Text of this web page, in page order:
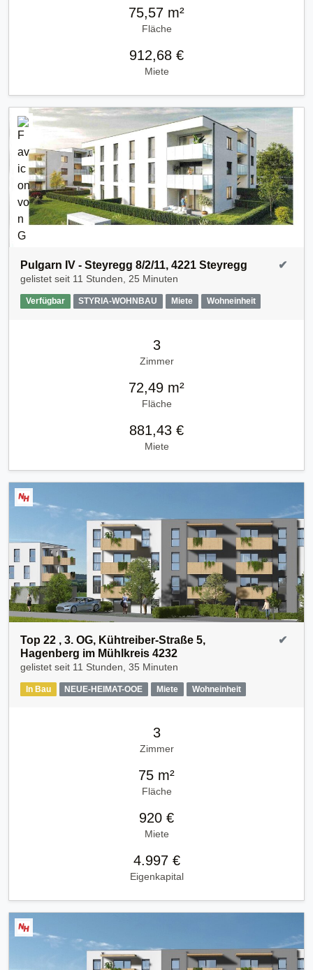
75,57 m²
Fläche
912,68 €
Miete
Pulgarn IV - Steyregg 8/2/11, 4221 Steyregg
gelistet seit 11 Stunden, 25 Minuten
Verfügbar STYRIA-WOHNBAU Miete Wohneinheit
✔
3
Zimmer
72,49 m²
Fläche
881,43 €
Miete
Top 22 , 3. OG, Kühtreiber-Straße 5,
Hagenberg im Mühlkreis 4232
gelistet seit 11 Stunden, 35 Minuten
In Bau NEUE-HEIMAT-OOE Miete Wohneinheit
✔
3
Zimmer
75 m²
Fläche
920 €
Miete
4.997 €
Eigenkapital